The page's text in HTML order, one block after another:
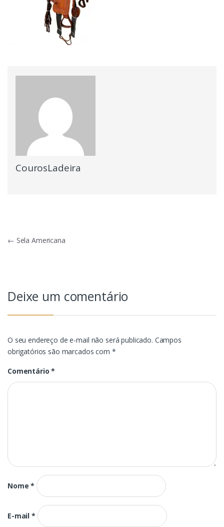
CourosLadeira
Navegação
← Sela Americana
Deixe um comentário
O seu endereço de e-mail não será publicado. Campos
obrigatórios são marcados com *
Comentário*
Nome*
E-mail*